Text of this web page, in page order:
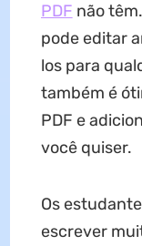
PDF não
pode editar
los para
também é
PDF e
você quiser.
Os
escrever